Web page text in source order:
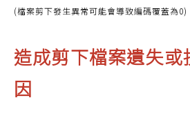
(檔案剪下發生異常可能會導致編碼覆蓋為0)
造成剪下檔案遺失
因